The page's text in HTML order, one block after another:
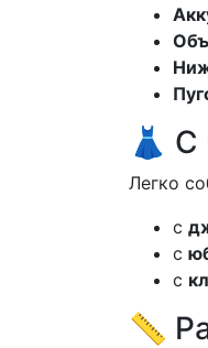
👗 С
Легко
с
с
с
📏